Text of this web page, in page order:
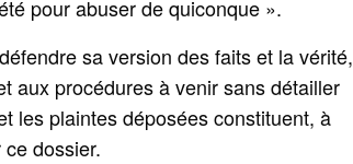
pour abuser de quiconque ».
sa version des faits et la vérité,
aux procédures à venir sans détailler
les plaintes déposées constituent, à
dossier.